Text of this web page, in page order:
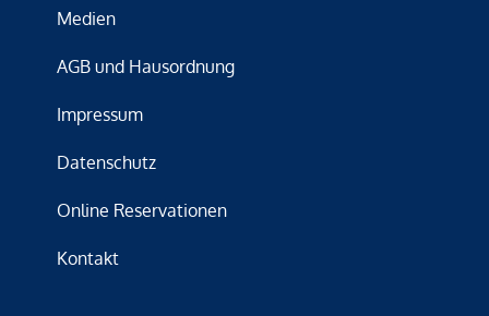
Medien
AGB und Hausordnung
Impressum
Datenschutz
Online Reservationen
Kontakt